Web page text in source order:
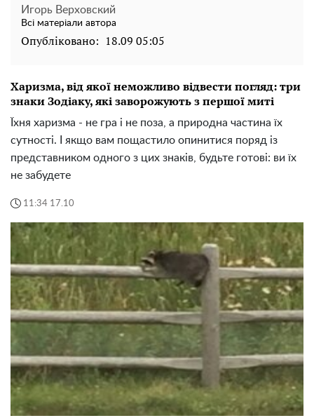
Игорь Верховский
Всі матеріали автора
Опубліковано: 18.09 05:05
Харизма, від якої неможливо відвести погляд: три
знаки Зодіаку, які заворожують з першої миті
Їхня харизма - не гра і не поза, а природна частина їх
сутності. І якщо вам пощастило опинитися поряд із
представником одного з цих знаків, будьте готові: ви їх
не забудете
11:34 17.10